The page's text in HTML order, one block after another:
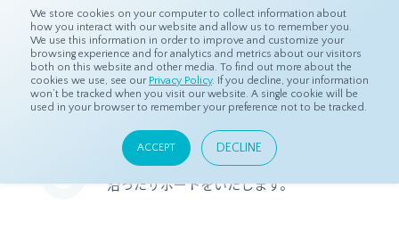
We store cookies on your computer to collect information about
how you interact with our website and allow us to remember you.
We use this information in order to improve and customize your
browsing experience and for analytics and metrics about our visitors
both on this website and other media. To find out more about the
cookies we use, see our Privacy Policy. If you decline, your information
won’t be tracked when you visit our website. A single cookie will be
used in your browser to remember your preference not to be tracked.
ACCEPT DECLINE
ホーム プロダクト プロダクト
プロダクト
dataSpringのプラットフォームやツールを使用し、ニーズに
沿ったサポートをいたします。